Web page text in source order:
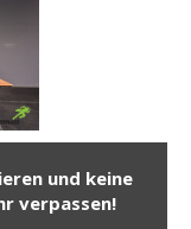
und keine
verpassen!